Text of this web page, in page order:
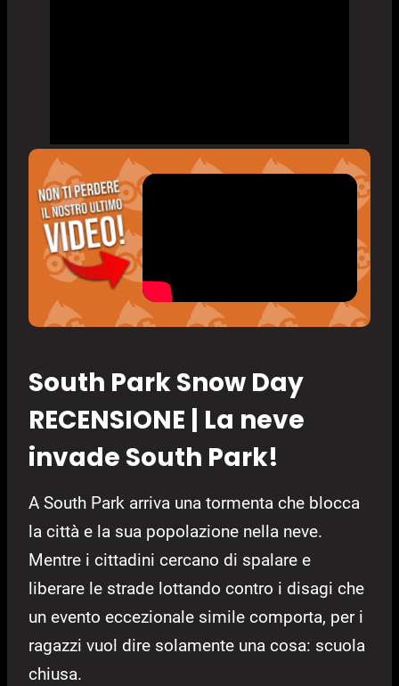
South Park Snow Day
RECENSIONE | La neve
invade South Park!
A South Park arriva una tormenta che blocca
la città e la sua popolazione nella neve.
Mentre i cittadini cercano di spalare e
liberare le strade lottando contro i disagi che
un evento eccezionale simile comporta, per i
ragazzi vuol dire solamente una cosa: scuola
chiusa.